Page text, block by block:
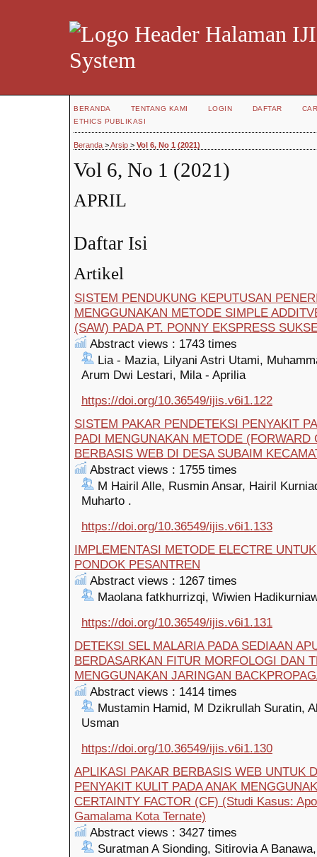
System
BERANDA TENTANG KAMI LOGIN DAFTAR
ETHICS PUBLIKASI
Beranda >Arsip > Vol 6, No 1 (2021)
Vol 6, No 1 (2021)
APRIL
Daftar Isi
Artikel
SISTEM PENDUKUNG KEPUTUSAN
MENGGUNAKAN METODE SIMPLE
(SAW) PADA PT. PONNY EKSPRESS
Abstract views : 1743 times
Lia - Mazia, Lilyani Astri Utami,
Arum Dwi Lestari, Mila - Aprilia
https://doi.org/10.36549/ijis.v6i1.122
SISTEM PAKAR PENDETEKSI PENYAKIT
PADI MENGUNAKAN METODE (FORWARD
BERBASIS WEB DI DESA SUBAIM
Abstract views : 1755 times
M Hairil Alle, Rusmin Ansar, Hairil
Muharto .
https://doi.org/10.36549/ijis.v6i1.133
IMPLEMENTASI METODE ELECTRE
PONDOK PESANTREN
Abstract views : 1267 times
Maolana fatkhurrizqi, Wiwien
https://doi.org/10.36549/ijis.v6i1.131
DETEKSI SEL MALARIA PADA SEDIAAN
BERDASARKAN FITUR MORFOLOGI DAN
MENGGUNAKAN JARINGAN
Abstract views : 1414 times
Mustamin Hamid, M Dzikrullah Suratin,
Usman
https://doi.org/10.36549/ijis.v6i1.130
APLIKASI PAKAR BERBASIS WEB UNTUK
PENYAKIT KULIT PADA ANAK
CERTAINTY FACTOR (CF) (Studi Kasus:
Gamalama Kota Ternate)
Abstract views : 3427 times
Suratman A Sionding, Sitirovia A